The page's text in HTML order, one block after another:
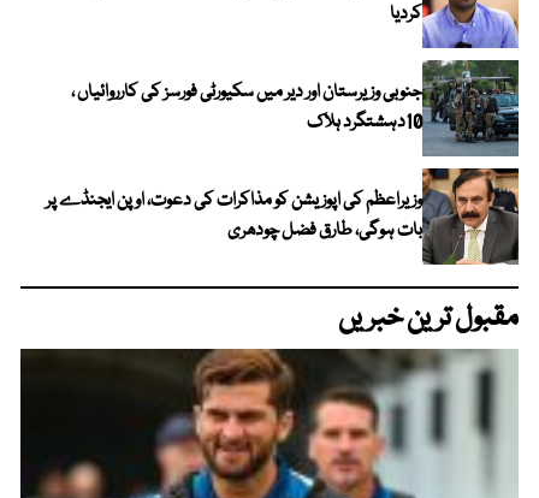
کردیا
جنوبی وزیرستان اور دیر میں سکیورٹی فورسز کی کارروائیاں ،
10دہشتگرد ہلاک
وزیراعظم کی اپوزیشن کو مذاکرات کی دعوت، اوپن ایجنڈے پر
بات ہوگی، طارق فضل چودھری
مقبول ترین خبریں